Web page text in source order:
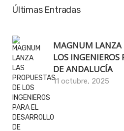
Últimas Entradas
MAGNUM LANZA
LOS INGENIEROS
DE ANDALUCÍA
11 octubre, 2025